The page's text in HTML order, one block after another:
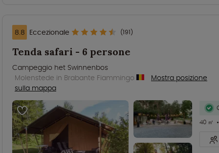
8.8 Eccezionale (191)
Tenda safari - 6 persone
Campeggio het Swinnenbos
Molenstede in Brabante Fiammingo
Mostra posizione
sulla mappa
40 ㎡